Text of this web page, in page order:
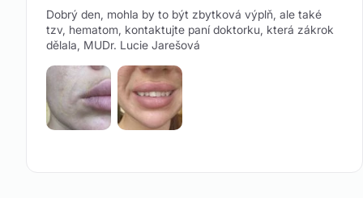
Dobrý den, mohla by to být zbytková výplň, ale také
tzv, hematom, kontaktujte paní doktorku, která zákrok
dělala, MUDr. Lucie Jarešová